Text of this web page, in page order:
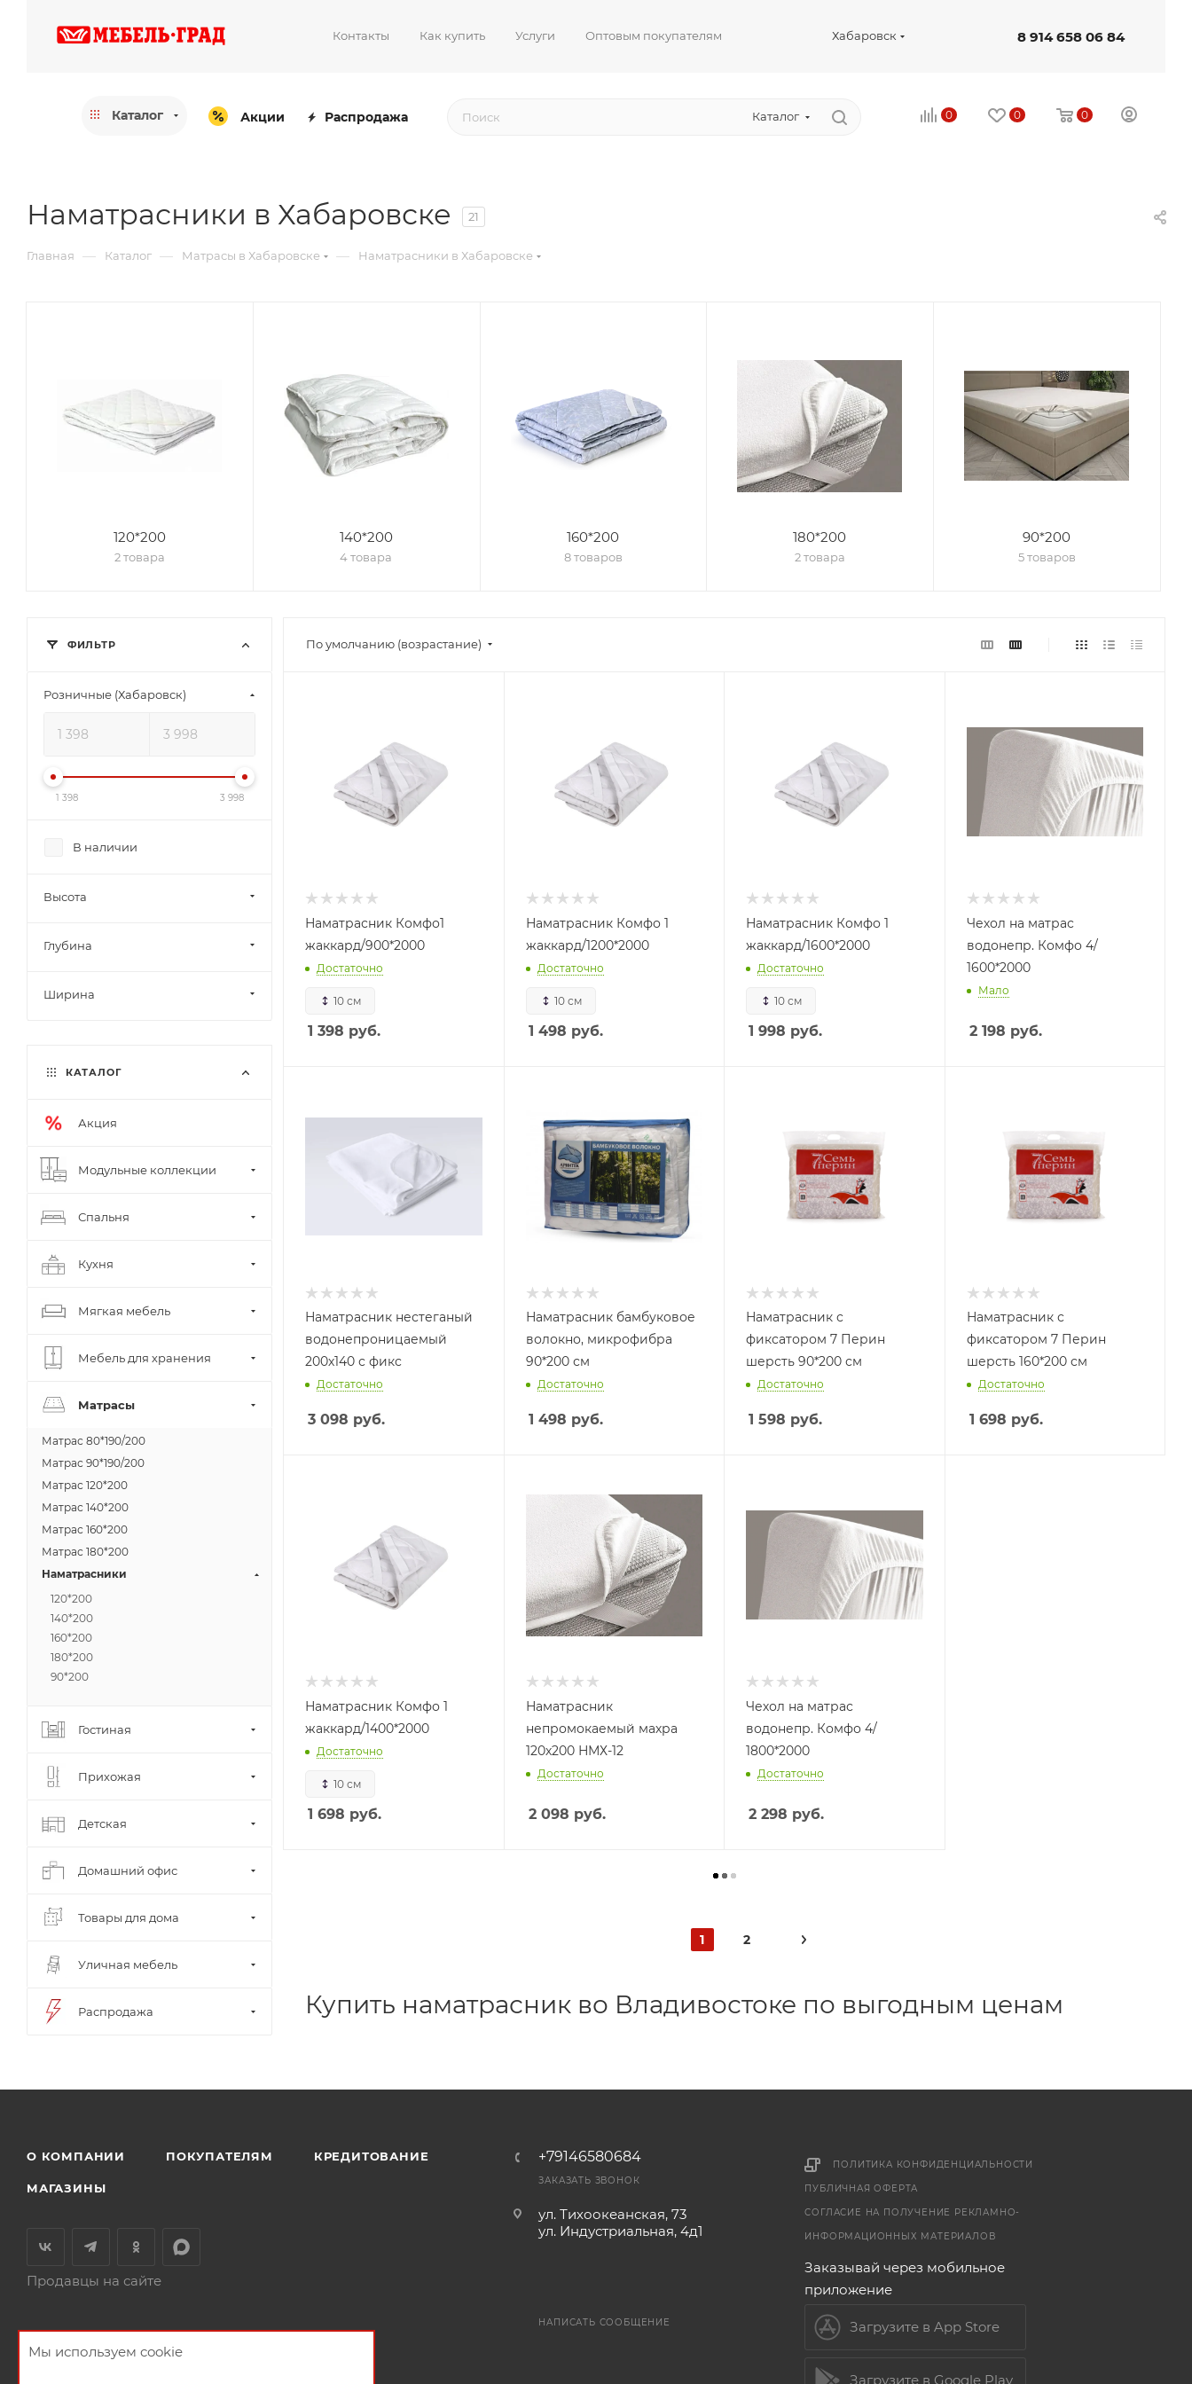
Контакты Как купить Услуги Оптовым покупателям Хабаровск 8 914 658 06 84
Каталог Акции Распродажа Каталог 0 0 0
Наматрасники в Хабаровске 21
Главная — Каталог — Матрасы в Хабаровске — Наматрасники в Хабаровске
120*200
2 товара
140*200
4 товара
160*200
8 товаров
180*200
2 товара
90*200
5 товаров
По умолчанию (возрастание)
Наматрасник Комфо1
жаккард/900*2000
Достаточно
10 см
1 398 руб.
Наматрасник Комфо 1
жаккард/1200*2000
Достаточно
10 см
1 498 руб.
Наматрасник Комфо 1
жаккард/1600*2000
Достаточно
10 см
1 998 руб.
Чехол на матрас
водонепр. Комфо 4/
1600*2000
Мало
2 198 руб.
Наматрасник нестеганый
водонепроницаемый
200х140 с фикс
Достаточно
3 098 руб.
Наматрасник бамбуковое
волокно, микрофибра
90*200 см
Достаточно
1 498 руб.
Наматрасник с
фиксатором 7 Перин
шерсть 90*200 см
Достаточно
1 598 руб.
Наматрасник с
фиксатором 7 Перин
шерсть 160*200 см
Достаточно
1 698 руб.
Наматрасник Комфо 1
жаккард/1400*2000
Достаточно
10 см
1 698 руб.
Наматрасник
непромокаемый махра
120х200 НМХ-12
Достаточно
2 098 руб.
Чехол на матрас
водонепр. Комфо 4/
1800*2000
Достаточно
2 298 руб.
1 2
Купить наматрасник во Владивостоке по выгодным ценам
ФИЛЬТР
Розничные (Хабаровск)
1 398 3 998
В наличии
Высота
Глубина
Ширина
КАТАЛОГ
Акция
Модульные коллекции
Спальня
Кухня
Мягкая мебель
Мебель для хранения
Матрасы
Матрас 80*190/200
Матрас 90*190/200
Матрас 120*200
Матрас 140*200
Матрас 160*200
Матрас 180*200
Наматрасники
120*200
140*200
160*200
180*200
90*200
Гостиная
Прихожая
Детская
Домашний офис
Товары для дома
Уличная мебель
Распродажа
О КОМПАНИИ ПОКУПАТЕЛЯМ КРЕДИТОВАНИЕ
МАГАЗИНЫ
Продавцы на сайте
+79146580684
ЗАКАЗАТЬ ЗВОНОК
ул. Тихоокеанская, 73
ул. Индустриальная, 4д1
НАПИСАТЬ СООБЩЕНИЕ
ПОЛИТИКА КОНФИДЕНЦИАЛЬНОСТИ
ПУБЛИЧНАЯ ОФЕРТА
СОГЛАСИЕ НА ПОЛУЧЕНИЕ РЕКЛАМНО-
ИНФОРМАЦИОННЫХ МАТЕРИАЛОВ
Заказывай через мобильное
приложение
Загрузите в App Store
Загрузите в Google Play
Мы используем cookie